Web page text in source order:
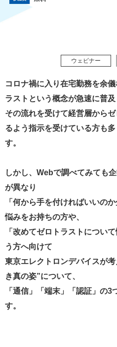
ウェビナー
コロナ禍に入り在宅勤務を余
ラストという概念が急速に普及
その流れを受けて経営層から
るよう指示を受けている方も
す。
しかし、Webで調べてみても
が異なり
「何から手を付ければいいの
悩みをお持ちの方や、
「改めてゼロトラストについ
う方へ向けて
東京エレクトロンデバイスが
き真の姿”について、
「通信」「端末」「認証」の3
す。